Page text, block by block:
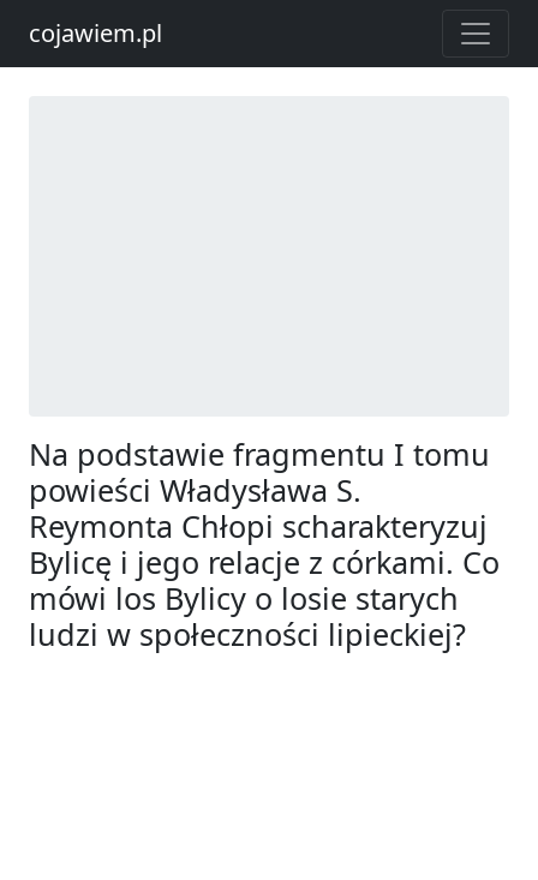
cojawiem.pl
Na podstawie fragmentu I tomu
powieści Władysława S.
Reymonta Chłopi scharakteryzuj
Bylicę i jego relacje z córkami. Co
mówi los Bylicy o losie starych
ludzi w społeczności lipieckiej?